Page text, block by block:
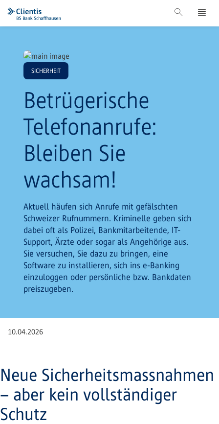
SICHERHEIT
Betrügerische
Telefonanrufe:
Bleiben Sie
wachsam!
Aktuell häufen sich Anrufe mit gefälschten
Schweizer Rufnummern. Kriminelle geben sich
dabei oft als Polizei, Bankmitarbeitende, IT-
Support, Ärzte oder sogar als Angehörige aus.
Sie versuchen, Sie dazu zu bringen, eine
Software zu installieren, sich ins e-Banking
einzuloggen oder persönliche bzw. Bankdaten
preiszugeben.
10.04.2026
Neue Sicherheitsmassnahmen
– aber kein vollständiger
Schutz